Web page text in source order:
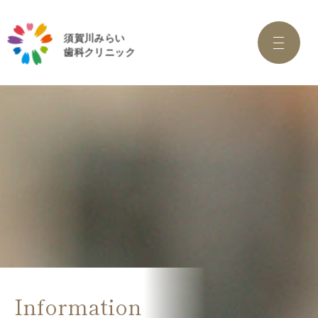
Information